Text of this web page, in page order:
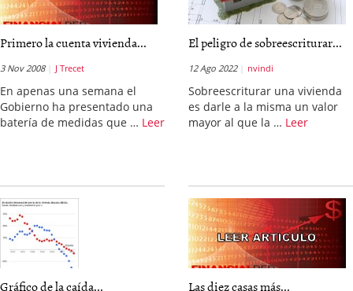
Primero la cuenta vivienda...
3 Nov 2008 J Trecet
En apenas una semana el
Gobierno ha presentado una
batería de medidas que … Leer
El peligro de sobreescriturar...
12 Ago 2022 nvindi
Sobreescriturar una vivienda
es darle a la misma un valor
mayor al que la … Leer
Gráfico de la caída... Las diez casas más...